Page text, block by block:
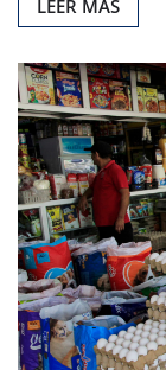
LEER MAS